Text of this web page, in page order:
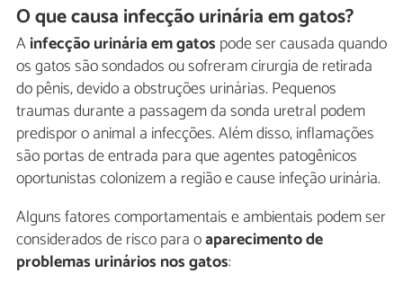
O que causa infecção urinária em gatos?
Ainfecção urinária em gatos pode ser causada quando
os gatos são sondados ou sofreram cirurgia de retirada
do pênis, devido a obstruções urinárias. Pequenos
traumas durante a passagem da sonda uretral podem
predispor o animal a infecções. Além disso, inflamações
são portas de entrada para que agentes patogênicos
oportunistas colonizem a região e cause infeção urinária.
Alguns fatores comportamentais e ambientais podem ser
considerados de risco para oaparecimento de
problemas urinários nos gatos: